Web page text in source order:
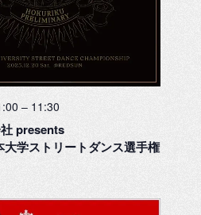
– 11:30
presents
大学ストリートダンス選手権